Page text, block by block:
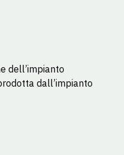
dell’impianto
dall’impianto